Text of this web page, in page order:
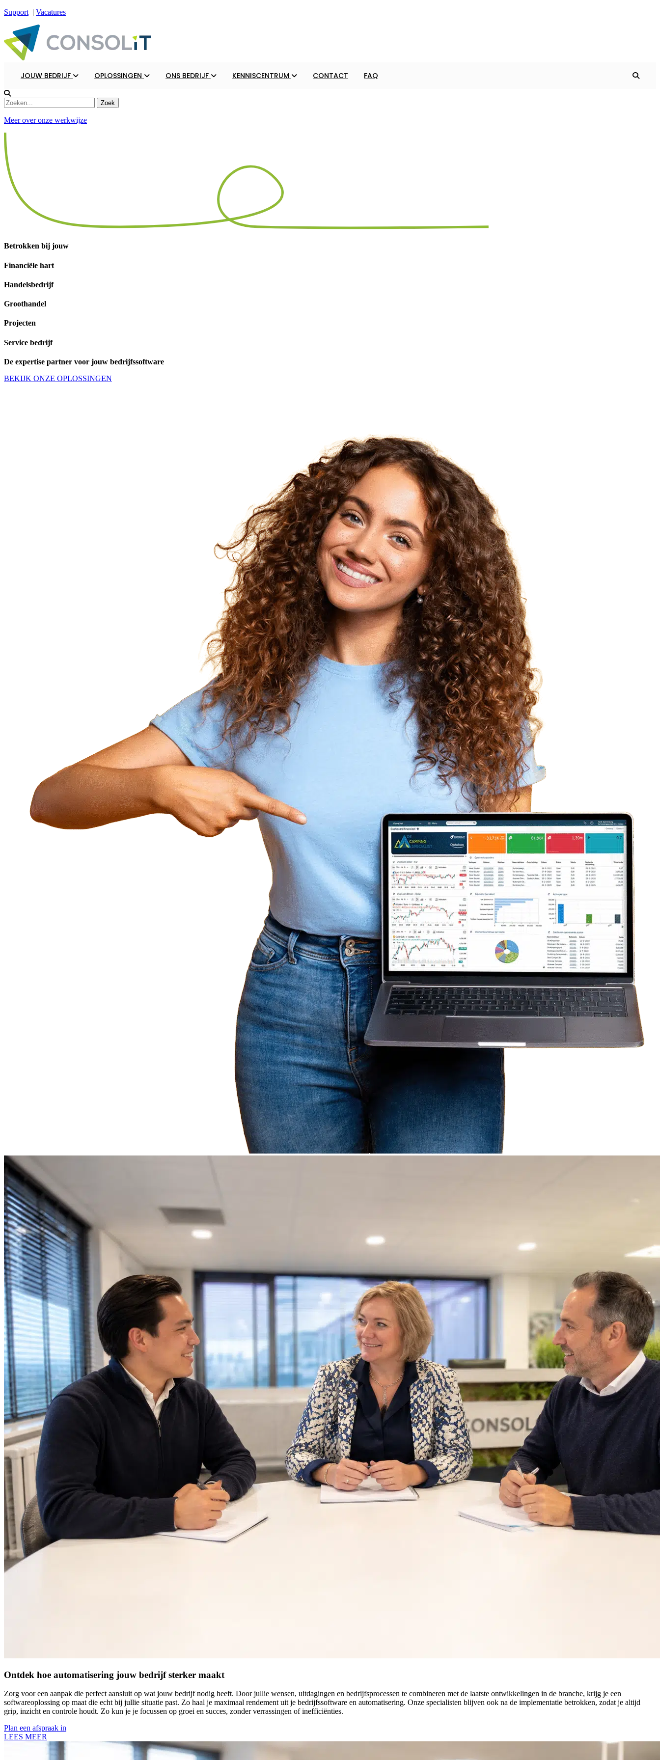
Support | Vacatures
JOUW BEDRIJF OPLOSSINGEN ONS BEDRIJF KENNISCENTRUM CONTACT FAQ
Meer over onze werkwijze
Betrokken bij jouw
Financiële hart
Handelsbedrijf
Groothandel
Projecten
Service bedrijf
De expertise partner voor jouw bedrijfssoftware
BEKIJK ONZE OPLOSSINGEN
Ontdek hoe automatisering jouw bedrijf sterker maakt
Zorg voor een aanpak die perfect aansluit op wat jouw bedrijf nodig heeft. Door jullie wensen, uitdagingen en bedrijfsprocessen te combineren met de laatste ontwikkelingen in de branche, krijg je een
softwareoplossing op maat die echt bij jullie situatie past. Zo haal je maximaal rendement uit je bedrijfssoftware en automatisering. Onze specialisten blijven ook na de implementatie betrokken, zodat je altijd
grip, inzicht en controle houdt. Zo kun je je focussen op groei en succes, zonder verrassingen of inefficiënties.
Plan een afspraak in
LEES MEER